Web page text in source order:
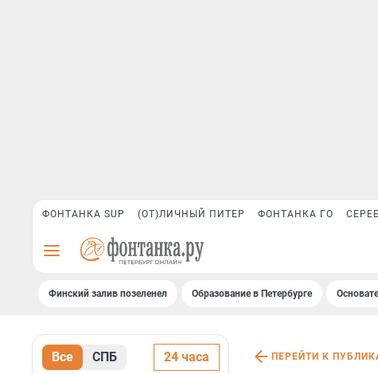
ФОНТАНКА SUP (ОТ)ЛИЧНЫЙ ПИТЕР ФОНТАНКА ГО
Финский залив позеленел Образование в Петербурге
Все СПБ 24 часа ПЕРЕЙТИ К